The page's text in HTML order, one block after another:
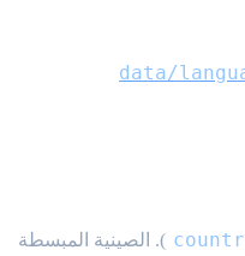
data/
). الصينية المبسطة